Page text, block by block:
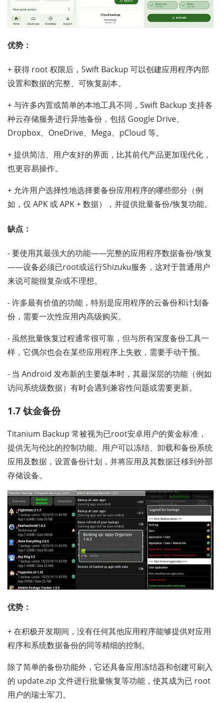
优势：
+ 获得 root 权限后，Swift Backup 可以创建应用程序内部
设置和数据的完整、可恢复副本。
+ 与许多内置或简单的本地工具不同，Swift Backup 支持各
种云存储服务进行异地备份，包括 Google Drive、
Dropbox、OneDrive、Mega、pCloud 等。
+ 提供简洁、用户友好的界面，比其前代产品更加现代化，
也更容易操作。
+ 允许用户选择性地选择要备份应用程序的哪些部分（例
如，仅 APK 或 APK + 数据），并提供批量备份/恢复功能。
缺点：
- 要使用其最强大的功能——完整的应用程序数据备份/恢复
——设备必须已root或运行Shizuku服务，这对于普通用户
来说可能很复杂或不理想。
- 许多最有价值的功能，特别是应用程序的云备份和计划备
份，需要一次性应用内高级购买。
- 虽然批量恢复过程通常很可靠，但与所有深度备份工具一
样，它偶尔也会在某些应用程序上失败，需要手动干预。
- 当 Android 发布新的主要版本时，其最深层的功能（例如
访问系统级数据）有时会遇到兼容性问题或需要更新。
1.7 钛金备份
Titanium Backup 常被视为已root安卓用户的黄金标准，
提供无与伦比的控制功能。用户可以冻结、卸载和备份系统
应用及数据，设置备份计划，并将应用及其数据迁移到外部
存储设备。
优势：
+ 在积极开发期间，没有任何其他应用程序能够提供对应用
程序和系统数据备份的同等精细的控制。
除了简单的备份功能外，它还具备应用冻结器和创建可刷入
的 update.zip 文件进行批量恢复等功能，使其成为已 root
用户的瑞士军刀。